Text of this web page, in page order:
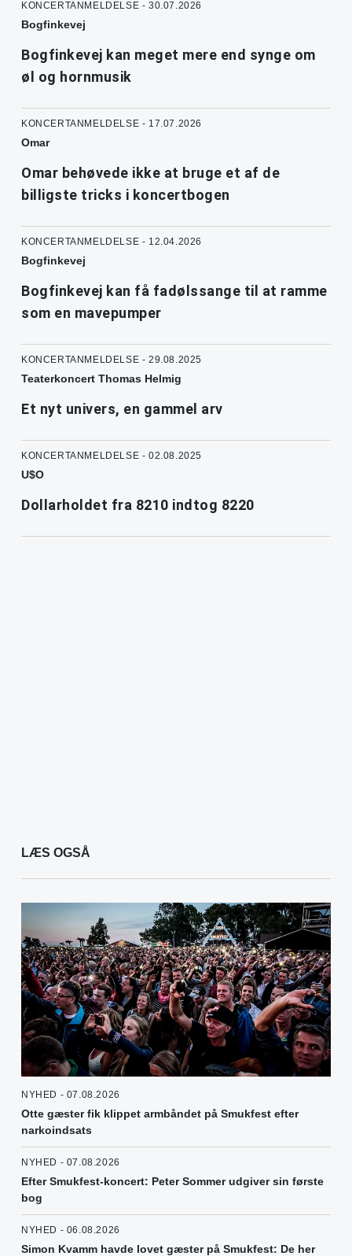
KONCERTANMELDELSE - 30.07.2026
Bogfinkevej
Bogfinkevej kan meget mere end synge om
øl og hornmusik
KONCERTANMELDELSE - 17.07.2026
Omar
Omar behøvede ikke at bruge et af de
billigste tricks i koncertbogen
KONCERTANMELDELSE - 12.04.2026
Bogfinkevej
Bogfinkevej kan få fadølssange til at ramme
som en mavepumper
KONCERTANMELDELSE - 29.08.2025
Teaterkoncert Thomas Helmig
Et nyt univers, en gammel arv
KONCERTANMELDELSE - 02.08.2025
U$O
Dollarholdet fra 8210 indtog 8220
LÆS OGSÅ
NYHED - 07.08.2026
Otte gæster fik klippet armbåndet på Smukfest efter
narkoindsats
NYHED - 07.08.2026
Efter Smukfest-koncert: Peter Sommer udgiver sin første
bog
NYHED - 06.08.2026
Simon Kvamm havde lovet gæster på Smukfest: De her